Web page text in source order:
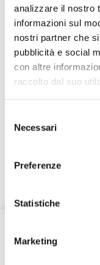
analizzare il nostro
informazioni sul
nostri partner che
pubblicità e social
con altre
raccolto dal suo
delNecessari
Preferenze
Statistiche
Marketing